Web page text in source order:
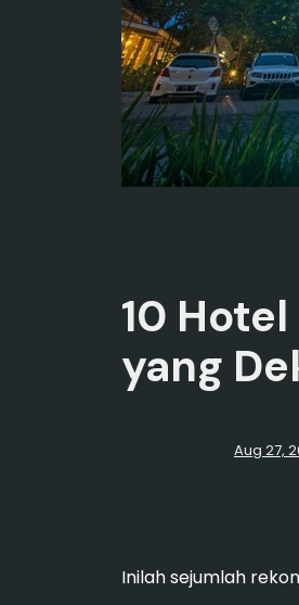
10
yang
Aug 27,
Inilah sejumlah